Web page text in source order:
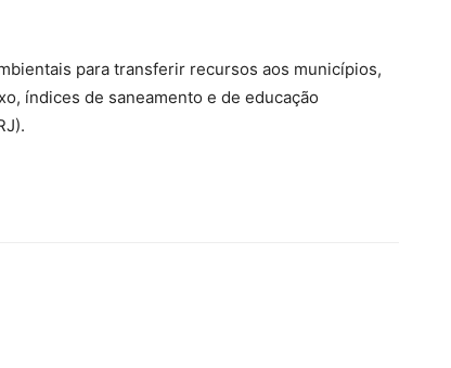
para transferir recursos aos municípios,
índices de saneamento e de educação